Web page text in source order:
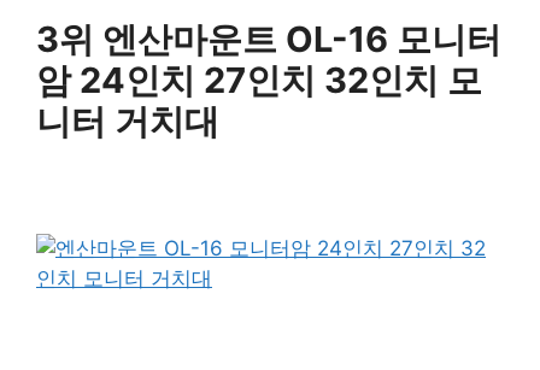
3위 엔산마운트 OL-16 모니터
암 24인치 27인치 32인치 모
니터 거치대